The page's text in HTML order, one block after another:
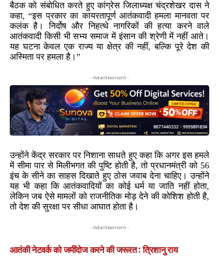
बैठक को संबोधित करते हुए कांग्रेस जिलाध्यक्ष चंद्रशेखर दास ने
कहा, “इस प्रकार का कायरतापूर्ण आतंकवादी हमला मानवता पर
कलंक है। निर्दोष और निहत्थे नागरिकों की हत्या करने वाले
आतंकवादी किसी भी सभ्य समाज में इंसान की श्रेणी में नहीं आते।
यह घटना केवल एक राज्य या क्षेत्र की नहीं, बल्कि पूरे देश की
अस्मिता पर हमला है।”
- Advertisement -
उन्होंने केंद्र सरकार पर निशाना साधते हुए कहा कि अगर इस हमले
में सीमा पार से मिलीभगत की पुष्टि होती है, तो प्रधानमंत्री को 56
इंच के सीने का साहस दिखाते हुए ठोस जवाब देना चाहिए। उन्होंने
यह भी कहा कि आतंकवादियों का कोई धर्म या जाति नहीं होता,
लेकिन जब ऐसे मामलों को राजनीतिक मोड़ देने की कोशिश होती है,
तो देश की सुरक्षा पर सीधा आघात होता है।
- Advertisement -
आतंकी नेटवर्क को जमींदोज करने की जरूरत : त्रिशानु राय